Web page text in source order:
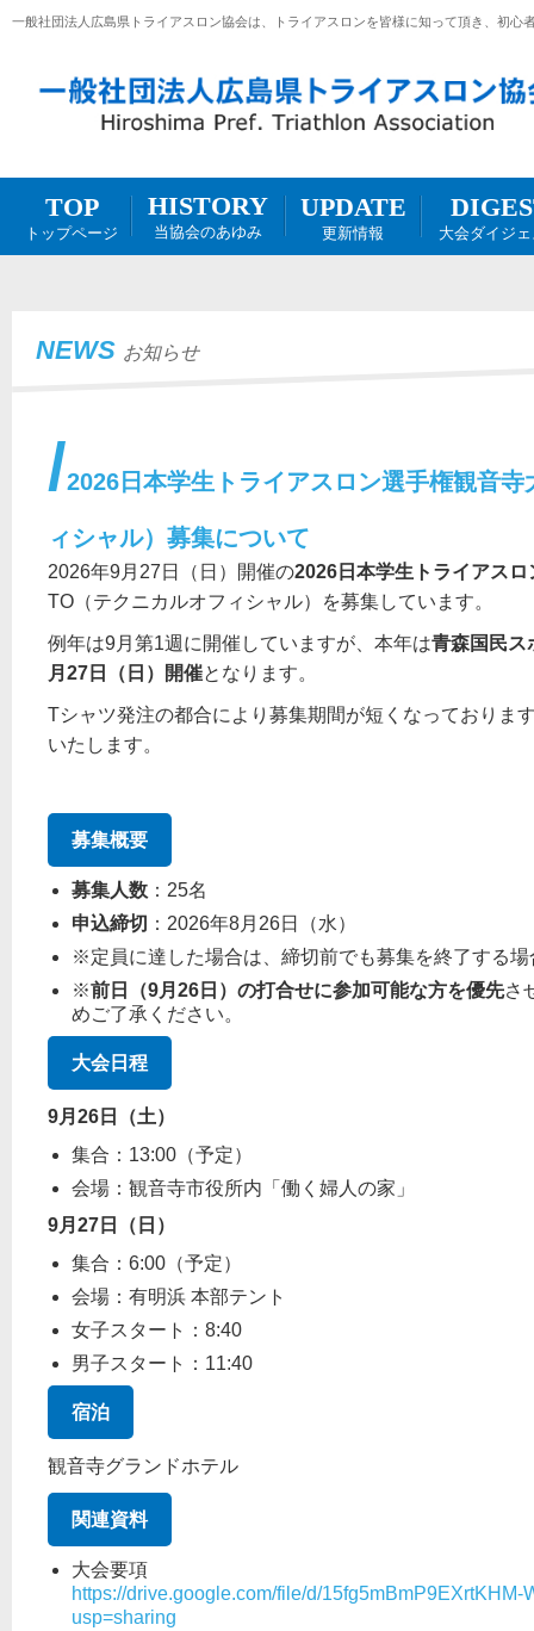
一般社団法人広島県トライアスロン協会は、トライアスロンを皆様に知って頂き、初心
TOP
トップページ
HISTORY
当協会のあゆみ
UPDATE
更新情報 大会ダイジ
NEWS お知らせ
2026日本学生トライアスロン選手権観音
ィシャル）募集について
2026年9月27日（日）開催の2026日本学生トライアス
TO（テクニカルオフィシャル）を募集しています。
例年は9月第1週に開催していますが、本年は青森国民ス
月27日（日）開催となります。
Tシャツ発注の都合により募集期間が短くなっておりま
いたします。
募集概要
募集人数 ：25名
申込締切 ：2026年8月26日（水）
※定員に達した場合は、締切前でも募集を終了する
※前日（9月26日）の打合せに参加可能な方を優先さ
めご了承ください。
大会日程
9月26日（土）
集合：13:00（予定）
会場：観音寺市役所内「働く婦人の家」
9月27日（日）
集合：6:00（予定）
会場：有明浜 本部テント
女子スタート：8:40
男子スタート：11:40
宿泊
観音寺グランドホテル
関連資料
大会要項
https://drive.google.com/file/d/
usp=sharing